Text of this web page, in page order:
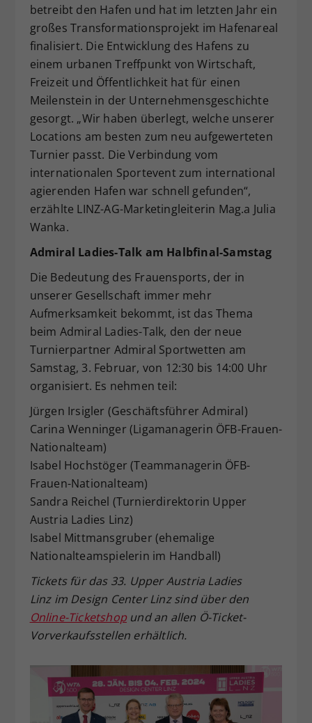
betreibt den Hafen und hat im letzten Jahr ein
großes Transformationsprojekt im Hafenareal
finalisiert. Die Entwicklung des Hafens zu
einem urbanen Treffpunkt von Wirtschaft,
Freizeit und Öffentlichkeit hat für einen
Meilenstein in der Unternehmensgeschichte
gesorgt. „Wir haben überlegt, welche unserer
Locations am besten zum neu aufgewerteten
Turnier passt. Die Verbindung vom
internationalen Sportevent zum international
agierenden Hafen war schnell gefunden“,
erzählte LINZ-AG-Marketingleiterin Mag.a Julia
Wanka.
Admiral Ladies-Talk am Halbfinal-Samstag
Die Bedeutung des Frauensports, der in
unserer Gesellschaft immer mehr
Aufmerksamkeit bekommt, ist das Thema
beim Admiral Ladies-Talk, den der neue
Turnierpartner Admiral Sportwetten am
Samstag, 3. Februar, von 12:30 bis 14:00 Uhr
organisiert. Es nehmen teil:
Jürgen Irsigler (Geschäftsführer Admiral)
Carina Wenninger (Ligamanagerin ÖFB-Frauen-
Nationalteam)
Isabel Hochstöger (Teammanagerin ÖFB-
Frauen-Nationalteam)
Sandra Reichel (Turnierdirektorin Upper
Austria Ladies Linz)
Isabel Mittmansgruber (ehemalige
Nationalteamspielerin im Handball)
Tickets für das 33. Upper Austria Ladies
Linz im Design Center Linz sind über den
Online-Ticketshopund an allen Ö-Ticket-
Vorverkaufsstellen erhältlich.